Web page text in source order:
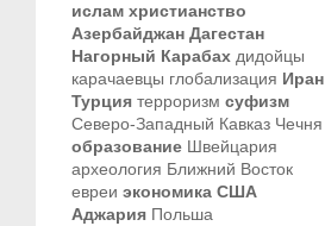
ислам христианство
Азербайджан Дагестан
Нагорный Карабах дидойцы
карачаевцы глобализация Иран
Турция терроризм суфизм
Северо-Западный Кавказ Чечня
образование Швейцария
археология Ближний Восток
евреи экономика США
Аджария Польша